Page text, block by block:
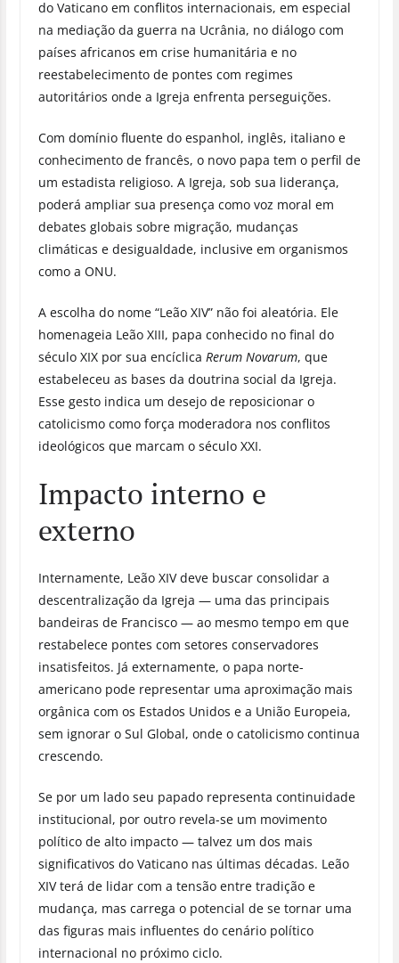
do Vaticano em conflitos internacionais, em especial
na mediação da guerra na Ucrânia, no diálogo com
países africanos em crise humanitária e no
reestabelecimento de pontes com regimes
autoritários onde a Igreja enfrenta perseguições.
Com domínio fluente do espanhol, inglês, italiano e
conhecimento de francês, o novo papa tem o perfil de
um estadista religioso. A Igreja, sob sua liderança,
poderá ampliar sua presença como voz moral em
debates globais sobre migração, mudanças
climáticas e desigualdade, inclusive em organismos
como a ONU.
A escolha do nome “Leão XIV” não foi aleatória. Ele
homenageia Leão XIII, papa conhecido no final do
século XIX por sua encíclica Rerum Novarum, que
estabeleceu as bases da doutrina social da Igreja.
Esse gesto indica um desejo de reposicionar o
catolicismo como força moderadora nos conflitos
ideológicos que marcam o século XXI.
Impacto interno e
externo
Internamente, Leão XIV deve buscar consolidar a
descentralização da Igreja — uma das principais
bandeiras de Francisco — ao mesmo tempo em que
restabelece pontes com setores conservadores
insatisfeitos. Já externamente, o papa norte-
americano pode representar uma aproximação mais
orgânica com os Estados Unidos e a União Europeia,
sem ignorar o Sul Global, onde o catolicismo continua
crescendo.
Se por um lado seu papado representa continuidade
institucional, por outro revela-se um movimento
político de alto impacto — talvez um dos mais
significativos do Vaticano nas últimas décadas. Leão
XIV terá de lidar com a tensão entre tradição e
mudança, mas carrega o potencial de se tornar uma
das figuras mais influentes do cenário político
internacional no próximo ciclo.